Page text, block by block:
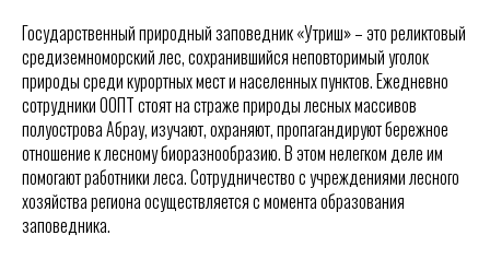
Государственный природный заповедник «Утриш» – это реликтовый
средиземноморский лес, сохранившийся неповторимый уголок
природы среди курортных мест и населенных пунктов. Ежедневно
сотрудники ООПТ стоят на страже природы лесных массивов
полуострова Абрау, изучают, охраняют, пропагандируют бережное
отношение к лесному биоразнообразию. В этом нелегком деле им
помогают работники леса. Сотрудничество с учреждениями лесного
хозяйства региона осуществляется с момента образования
заповедника.